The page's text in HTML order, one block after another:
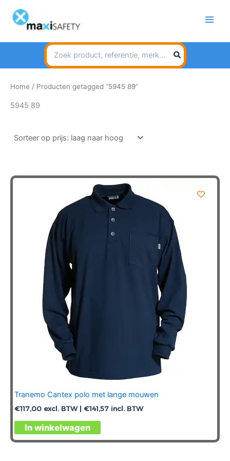
naar
inhoud
Search
for:
Home / Producten getagged “5945 89”
5945 89
Tranemo Cantex polo met lange mouwen
€117,00 excl. BTW | €141,57 incl. BTW
In winkelwagen
Dit
product